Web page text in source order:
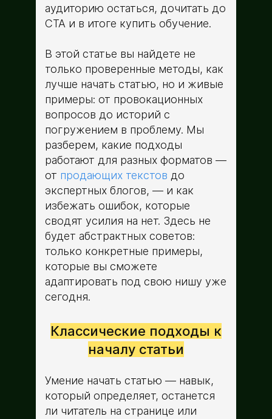
аудиторию остаться, дочитать до
CTA и в итоге купить обучение.
В этой статье вы найдете не
только проверенные методы, как
лучше начать статью, но и живые
примеры: от провокационных
вопросов до историй с
погружением в проблему. Мы
разберем, какие подходы
работают для разных форматов —
от продающих текстов до
экспертных блогов, — и как
избежать ошибок, которые
сводят усилия на нет. Здесь не
будет абстрактных советов:
только конкретные примеры,
которые вы сможете
адаптировать под свою нишу уже
сегодня.
Классические подходы к
началу статьи
Умение начать статью — навык,
который определяет, останется
ли читатель на странице или